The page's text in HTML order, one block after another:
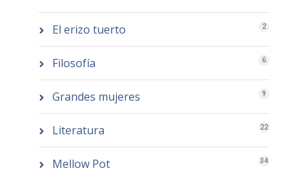
El erizo tuerto 2
Filosofía 6
Grandes mujeres 9
Literatura 22
Mellow Pot 34